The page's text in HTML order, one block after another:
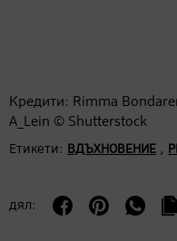
Кредити: Rimma
A_Lein © Shutterstock
Етикети: ВДЪХНОВЕНИЕ ,
дял: